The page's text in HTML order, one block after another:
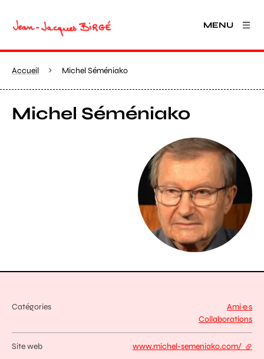
MENU
Accueil Michel Séméniako
Michel Séméniako
Agrandir
Catégories
Ami·e·s
Collaborations
Site web www.michel-semeniako.com/ -